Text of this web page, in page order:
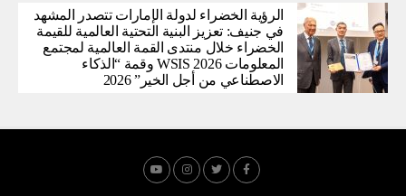
الرؤية الخضراء لدولة الإمارات تتصدر المشهد
في جنيف: تعزيز البنية التحتية العالمية للقيمة
الخضراء خلال منتدى القمة العالمية لمجتمع
المعلومات WSIS 2026 وقمة “الذكاء
الاصطناعي من أجل الخير” 2026